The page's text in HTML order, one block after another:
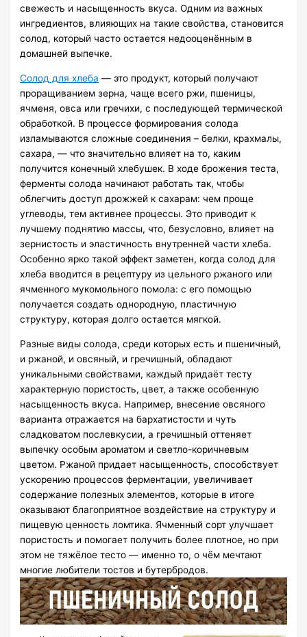
свежесть и насыщенность вкуса. Одним из важных
ингредиентов, влияющих на такие свойства, становится
солод, который часто остается недооценённым в
домашней выпечке.
Солод для хлеба — это продукт, который получают
проращиванием зерна, чаще всего ржи, пшеницы,
ячменя, овса или гречихи, с последующей термической
обработкой. В процессе формирования солода
изламываются сложные соединения – белки, крахмалы,
сахара, — что значительно влияет на то, каким
получится конечный хлебушек. В ходе брожения теста,
ферменты солода начинают работать так, чтобы
облегчить доступ дрожжей к сахарам: чем проще
углеводы, тем активнее процессы. Это приводит к
лучшему поднятию массы, что, безусловно, влияет на
зернистость и эластичность внутренней части хлеба.
Особенно ярко такой эффект заметен, когда солод для
хлеба вводится в рецептуру из цельного ржаного или
ячменного мукомольного помола: с его помощью
получается создать однородную, пластичную
структуру, которая долго остается мягкой.
Разные виды солода, среди которых есть и пшеничный,
и ржаной, и овсяный, и гречишный, обладают
уникальными свойствами, каждый придаёт тесту
характерную пористость, цвет, а также особенную
насыщенность вкуса. Например, внесение овсяного
варианта отражается на бархатистости и чуть
сладковатом послевкусии, а гречишный оттеняет
выпечку особым ароматом и светло-коричневым
цветом. Ржаной придает насыщенность, способствует
ускорению процессов ферментации, увеличивает
содержание полезных элементов, которые в итоге
оказывают благоприятное воздействие на структуру и
пищевую ценность ломтика. Ячменный сорт улучшает
пористость и помогает получить более плотное, но при
этом не тяжёлое тесто — именно то, о чём мечтают
многие любители тостов и бутербродов.